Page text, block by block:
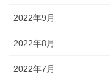
2022年9月
2022年8月
2022年7月